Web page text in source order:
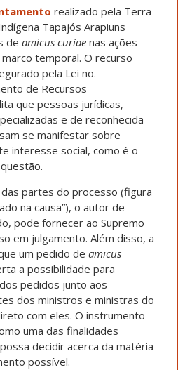
realizado pela Terra
Tapajós Arapiuns
de amicus curiae nas ações
temporal. O recurso
pela Lei no.
de Recursos
que pessoas jurídicas,
e de reconhecida
se manifestar sobre
interesse social, como é o
partes do processo (figura
na causa”), o autor de
pode fornecer ao Supremo
em julgamento. Além disso, a
um pedido de amicus
a possibilidade para
pedidos junto aos
dos ministros e ministras do
com eles. O instrumento
uma das finalidades
decidir acerca da matéria
possível.